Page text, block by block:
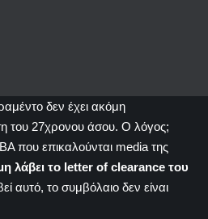
δεν έχει ακόμη
του 27χρονου άσου. Ο λόγος;
που επικαλούνται media της
λάβει το letter of clearance του
αυτό, το συμβόλαιο δεν είναι